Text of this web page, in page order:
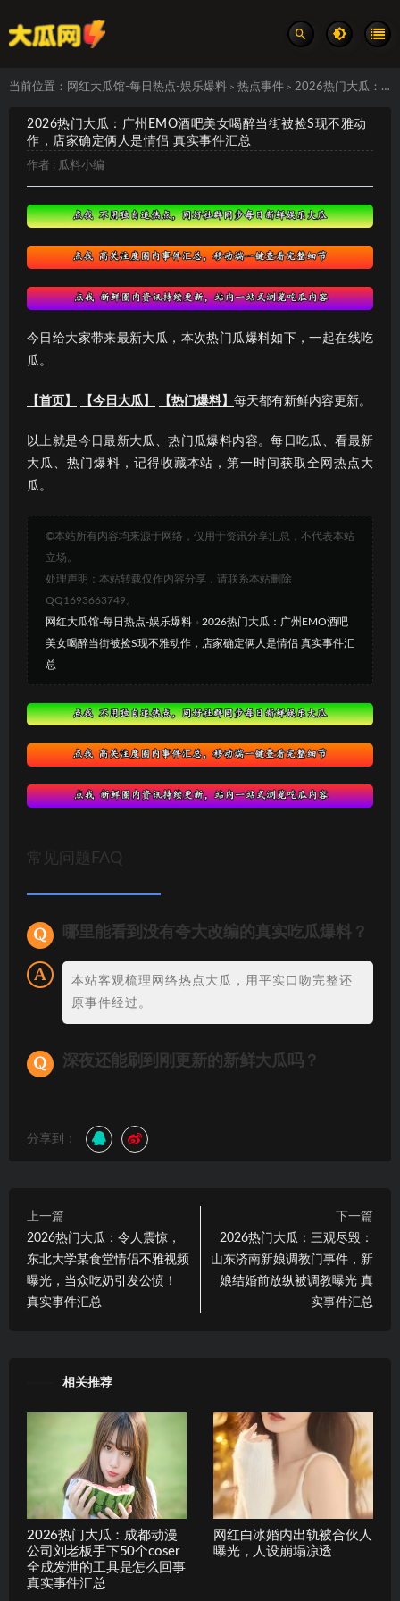
当前位置： 网红大瓜馆-每日热点-娱乐爆料 > 热点事件 > 2026热门大瓜：广州EMO酒吧美女喝醉当街被捡S现不雅动作，店家确定俩人是情侣 真实事件汇总
2026热门大瓜：广州EMO酒吧美女喝醉当街被捡S现不雅动
作，店家确定俩人是情侣 真实事件汇总
作者 : 瓜料小编
今日给大家带来最新大瓜，本次热门瓜爆料如下，一起在线吃
瓜。
【首页】 【今日大瓜】 【热门爆料】 每天都有新鲜内容更新。
以上就是今日最新大瓜、热门瓜爆料内容。每日吃瓜、看最新
大瓜、热门爆料，记得收藏本站，第一时间获取全网热点大
瓜。
©本站所有内容均来源于网络，仅用于资讯分享汇总，不代表本站
立场。
处理声明：本站转载仅作内容分享，请联系本站删除
QQ1693663749。
网红大瓜馆-每日热点-娱乐爆料 » 2026热门大瓜：广州EMO酒吧
美女喝醉当街被捡S现不雅动作，店家确定俩人是情侣 真实事件汇
总
常见问题FAQ
哪里能看到没有夸大改编的真实吃瓜爆料？
本站客观梳理网络热点大瓜，用平实口吻完整还
原事件经过。
深夜还能刷到刚更新的新鲜大瓜吗？
分享到：
上一篇
2026热门大瓜：令人震惊，
东北大学某食堂情侣不雅视频
曝光，当众吃奶引发公愤！
真实事件汇总
下一篇
2026热门大瓜：三观尽毁：
山东济南新娘调教门事件，新
娘结婚前放纵被调教曝光 真
实事件汇总
相关推荐
2026热门大瓜：成都动漫
公司刘老板手下50个coser
全成发泄的工具是怎么回事
真实事件汇总
网红白冰婚内出轨被合伙人
曝光，人设崩塌凉透